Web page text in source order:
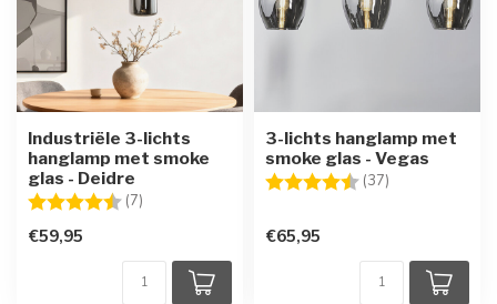
Industriële 3-lichts
hanglamp met smoke
glas - Deidre
Beoordeling: (7)
€59,95
3-lichts hanglamp met
smoke glas - Vegas
Beoordeling: (37)
€65,95